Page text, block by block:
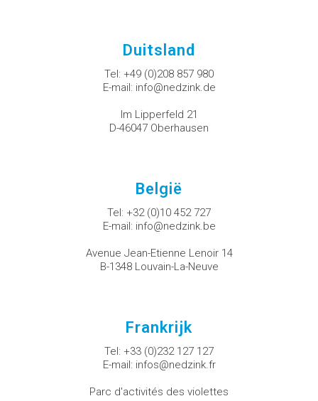
Duitsland
Tel: +49 (0)208 857 980
E-mail: info@nedzink.de
Im Lipperfeld 21
D-46047 Oberhausen
België
Tel: +32 (0)10 452 727
E-mail: info@nedzink.be
Avenue Jean-Etienne Lenoir 14
B-1348 Louvain-La-Neuve
Frankrijk
Tel: +33 (0)232 127 127
E-mail: infos@nedzink.fr
Parc d'activités des violettes